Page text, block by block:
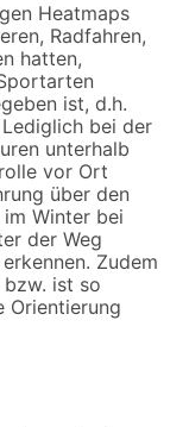
Heatmaps
Radfahren,
hatten,
ist, d.h.
bei der
unterhalb
vor Ort
über den
Winter bei
der Weg
Zudem
ist so
Orientierung